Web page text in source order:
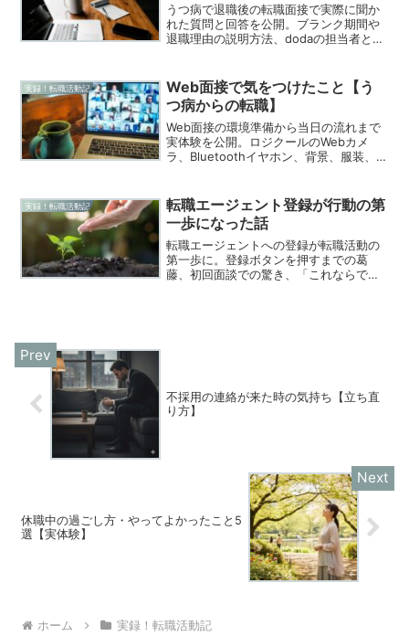
うつ病で退職後の転職面接で実際に聞か
れた質問と回答を公開。ブランク期間や
退職理由の説明方法、dodaの担当者との
実録！転職活動記
Web面接で気をつけたこと【う
つ病からの転職】
Web面接の環境準備から当日の流れまで
実体験を公開。ロジクールのWebカメ
ラ、Bluetoothイヤホン、背景、服装、事
実録！転職活動記
転職エージェント登録が行動の第
一歩になった話
転職エージェントへの登録が転職活動の
第一歩に。登録ボタンを押すまでの葛
藤、初回面談での驚き、「これならでき
不採用の連絡が来た時の気持ち【立ち直
り方】
休職中の過ごし方・やってよかったこと5
選【実体験】
ホーム 実録！転職活動記